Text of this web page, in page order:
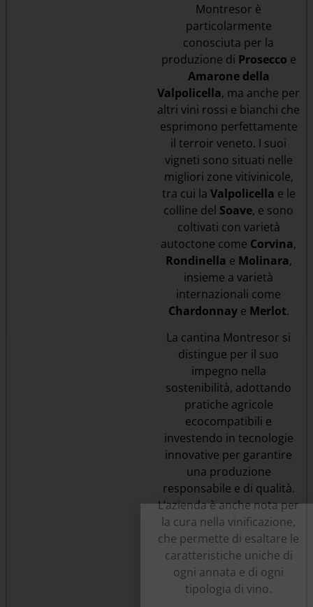
Montresor è
particolarmente
conosciuta per la
produzione di Prosecco e
Amarone della
Valpolicella, ma anche per
altri vini rossi e bianchi che
esprimono perfettamente
il terroir veneto. I suoi
vigneti sono situati nelle
migliori zone vitivinicole,
tra cui la Valpolicella e le
colline del Soave, e sono
coltivati con varietà
autoctone come Corvina,
Rondinella e Molinara,
insieme a varietà
internazionali come
Chardonnaye Merlot.
La cantina Montresor si
distingue per il suo
impegno nella
sostenibilità, adottando
pratiche agricole
ecocompatibili e
investendo in tecnologie
innovative per garantire
una produzione
responsabile e di qualità.
L’azienda è anche nota per
la cura nella vinificazione,
che permette di esaltare le
caratteristiche uniche di
ogni annata e di ogni
tipologia di vino.